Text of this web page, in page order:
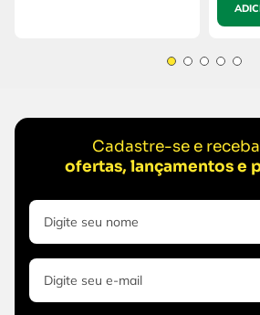
Cadastre-se e
ofertas, lançamentos e